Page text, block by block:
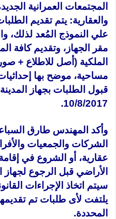
المجتمعات العمرانية
والعقارية: يتم تقديم
علي النموذج المُعد لذلك،
مقر الجهاز، وتقديم كافة
الملكية (أصل للاطلاع +
مساحية، موضح بها
10/8/2017.
وأكد المهندس طارق
الشركات والجمعيات
عقارية، أو الشروع في
الأراضي قبل الرجوع لجهاز
سيتم اتخاذ الإجراءات
يلتفت لأى طلبات تم
المحددة.​